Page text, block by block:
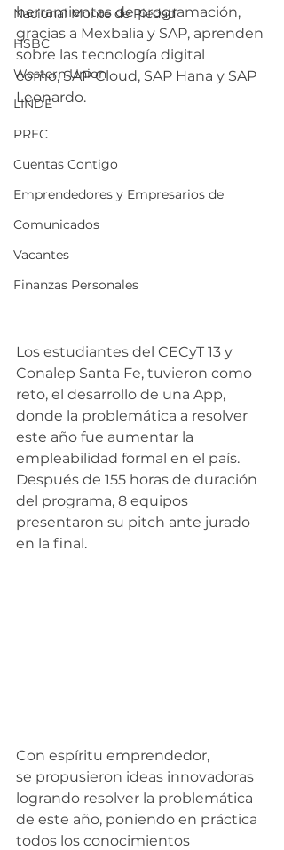
Nacional Monte de Piedad
HSBC
Western Union
LINDE
PREC
Cuentas Contigo
Emprendedores y Empresarios de
Comunicados
Vacantes
Finanzas Personales
herramientas de programación,
gracias a Mexbalia y SAP, aprenden
sobre las tecnología digital
como, SAP Cloud, SAP Hana y SAP
Leonardo.
Los estudiantes del CECyT 13 y
Conalep Santa Fe, tuvieron como
reto, el desarrollo de una App,
donde la problemática a resolver
este año fue aumentar la
empleabilidad formal en el país.
Después de 155 horas de duración
del programa, 8 equipos
presentaron su pitch ante jurado
en la final.
Con espíritu emprendedor,
se propusieron ideas innovadoras
logrando resolver la problemática
de este año, poniendo en práctica
todos los conocimientos